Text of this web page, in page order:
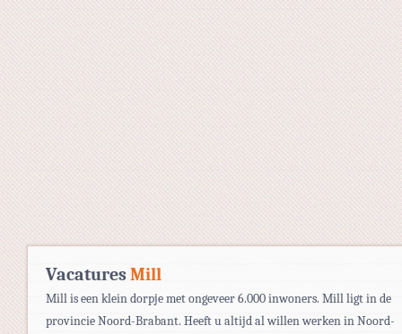
VacaturesMill
Mill is een klein dorpje met ongeveer 6.000 inwoners. Mill ligt in de
provincie Noord-Brabant. Heeft u altijd al willen werken in Noord-